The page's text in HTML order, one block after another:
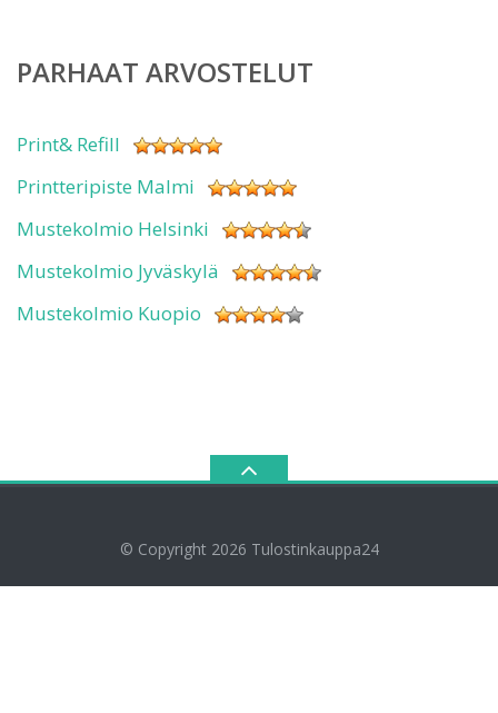
PARHAAT ARVOSTELUT
Print& Refill
Printteripiste Malmi
Mustekolmio Helsinki
Mustekolmio Jyväskylä
Mustekolmio Kuopio
© Copyright 2026 Tulostinkauppa24